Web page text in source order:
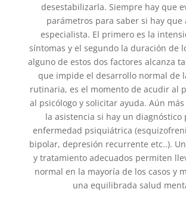
desestabilizarla. Siempre hay que
parámetros para saber si hay que
especialista. El primero es la
síntomas y el segundo la duración de
alguno de estos dos factores alcanza
que impide el desarrollo normal de
rutinaria, es el momento de acudir al
al psicólogo y solicitar ayuda. Aún
la asistencia si hay un diagnóstico
enfermedad psiquiátrica
bipolar, depresión recurrente etc..).
y tratamiento adecuados permiten
normal en la mayoría de los casos y
una equilibrada salud